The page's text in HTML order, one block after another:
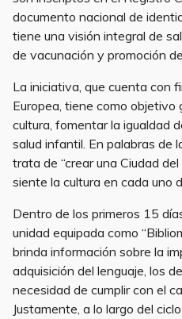
documento nacional de
tiene una visión integral de
de vacunación y promoción
La iniciativa, que cuenta con
Europea, tiene como objetivo
cultura, fomentar la igualdad
salud infantil. En palabras de
trata de “crear una Ciudad
siente la cultura en cada uno
Dentro de los primeros 15
unidad equipada como
brinda información sobre la
adquisición del lenguaje, los
necesidad de cumplir con el
Justamente, a lo largo del